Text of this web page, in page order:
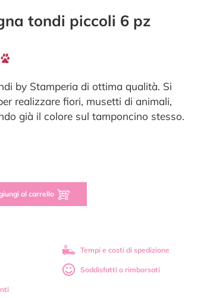
tondi piccoli 6 pz
by Stamperia di ottima qualità. Si
realizzare fiori, musetti di animali,
già il colore sul tamponcino stesso.
al carrello
Tempi e costi di spedizione
Soddisfatti o rimborsati